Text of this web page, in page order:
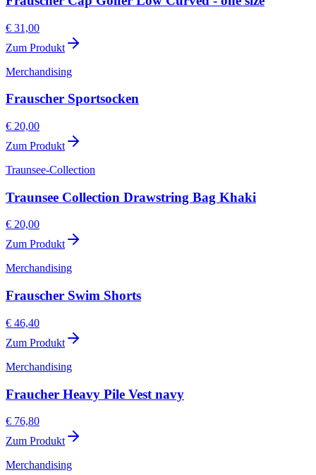
€ 31,00
Zum Produkt
Merchandising
Frauscher Sportsocken
€ 20,00
Zum Produkt
Traunsee-Collection
Traunsee Collection Drawstring Bag Khaki
€ 20,00
Zum Produkt
Merchandising
Frauscher Swim Shorts
€ 46,40
Zum Produkt
Merchandising
Fraucher Heavy Pile Vest navy
€ 76,80
Zum Produkt
Merchandising